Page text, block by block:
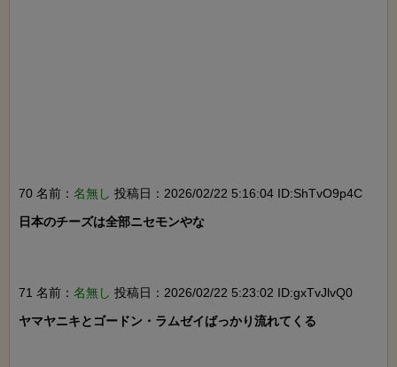
70 名前： 名無し 投稿日：2026/02/22 5:16:04 ID:ShTvO9p4C
日本のチーズは全部ニセモンやな
71 名前： 名無し 投稿日：2026/02/22 5:23:02 ID:gxTvJlvQ0
ヤマヤニキとゴードン・ラムゼイばっかり流れてくる